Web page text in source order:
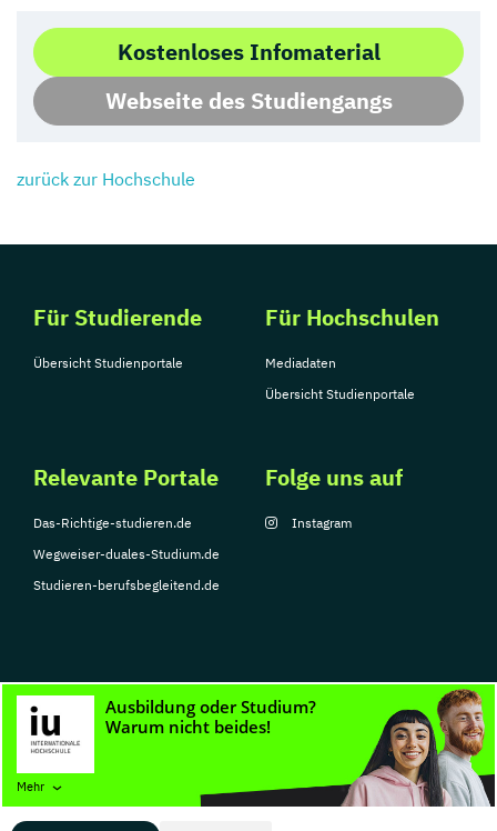
Mehr
Kostenloses Infomaterial
Webseite des Studiengangs
zurück zur Hochschule
Für Studierende
Übersicht Studienportale
Für Hochschulen
Mediadaten
Übersicht Studienportale
Relevante Portale
Das-Richtige-studieren.de
Wegweiser-duales-Studium.de
Studieren-berufsbegleitend.de
Folge uns auf
Instagram
© Copyright 2026, TarGroup Media GmbH
Nutzungsbedingungen